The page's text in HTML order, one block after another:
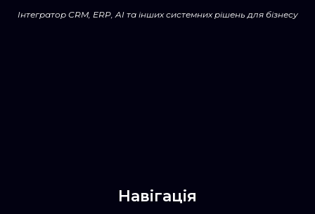
Інтегратор CRM, ERP, AI та інших системних рішень для бізнесу
Навігація